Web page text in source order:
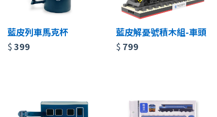
藍皮列車馬克杯
$399
藍皮解憂號積木組-車頭
$ 799